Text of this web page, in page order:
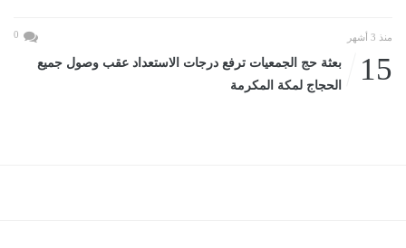
منذ 3 أشهر 0
15
بعثة حج الجمعيات ترفع درجات الاستعداد عقب وصول جميع
الحجاج لمكة المكرمة